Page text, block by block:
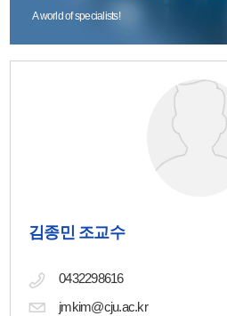
A world of specialists!
김종민 조교수
0432298616
jmkim@cju.ac.kr